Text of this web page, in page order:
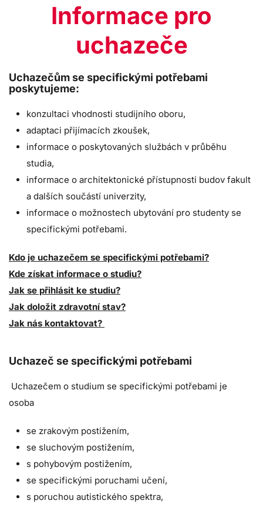
Informace pro
uchazeče
Uchazečům se specifickými potřebami
poskytujeme:
konzultaci vhodnosti studijního oboru,
adaptaci přijímacích zkoušek,
informace o poskytovaných službách v průběhu
studia,
informace o architektonické přístupnosti budov fakult
a dalších součástí univerzity,
informace o možnostech ubytování pro studenty se
specifickými potřebami.
Kdo je uchazečem se specifickými potřebami?
Kde získat informace o studiu?
Jak se přihlásit ke studiu?
Jak doložit zdravotní stav?
Jak nás kontaktovat?
Uchazeč se specifickými potřebami
Uchazečem o studium se specifickými potřebami je
osoba
se zrakovým postižením,
se sluchovým postižením,
s pohybovým postižením,
se specifickými poruchami učení,
s poruchou autistického spektra,